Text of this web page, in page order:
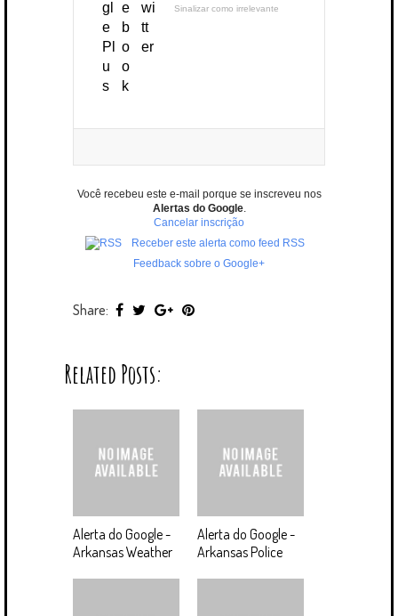
Sinalizar como irrelevante
Você recebeu este e-mail porque se inscreveu nos
Alertas do Google.
Cancelar inscrição
Receber este alerta como feed RSS
Feedback sobre o Google+
Share:
Related Posts:
Alerta do Google -
Arkansas Weather
Alerta do Google -
Arkansas Police